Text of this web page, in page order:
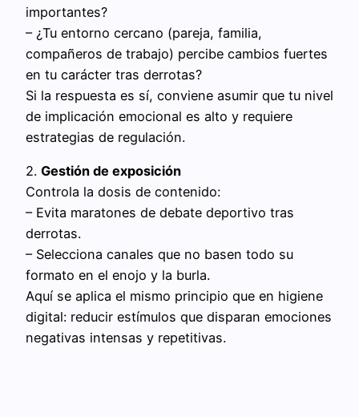
importantes?
– ¿Tu entorno cercano (pareja, familia,
compañeros de trabajo) percibe cambios fuertes
en tu carácter tras derrotas?
Si la respuesta es sí, conviene asumir que tu nivel
de implicación emocional es alto y requiere
estrategias de regulación.
2. Gestión de exposición
Controla la dosis de contenido:
– Evita maratones de debate deportivo tras
derrotas.
– Selecciona canales que no basen todo su
formato en el enojo y la burla.
Aquí se aplica el mismo principio que en higiene
digital: reducir estímulos que disparan emociones
negativas intensas y repetitivas.